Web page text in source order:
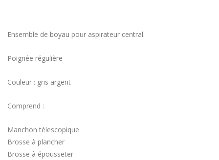
Ensemble de boyau pour aspirateur central.
Poignée régulière
Couleur : gris argent
Comprend :
Manchon télescopique
Brosse à plancher
Brosse à épousseter